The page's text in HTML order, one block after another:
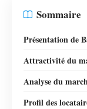
Sommaire
Présentation de
Attractivité du
Analyse du
Profil des